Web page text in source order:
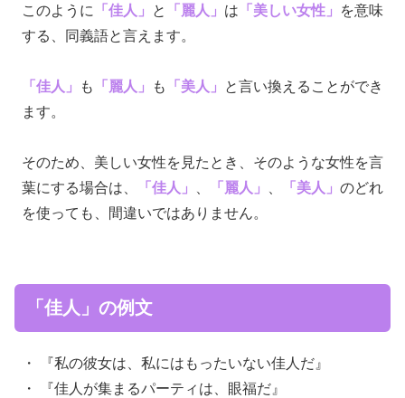
このように 「佳人」 と 「麗人」 は 「美しい女性」
を意味
する、同義語と言えます。
「佳人」 も 「麗人」 も 「美人」
と言い換えることができ
ます。
そのため、美しい女性を見たとき、そのような女性を言
葉にする場合は、
「佳人」 「麗人」 「美人」 のどれ
を使っても、間違いではありません。
「佳人」の例文
・ 『私の彼女は、私にはもったいない佳人だ』
・ 『佳人が集まるパーティは、眼福だ』